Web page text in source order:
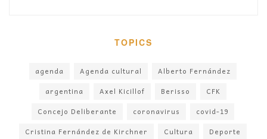
TOPICS
agenda Agenda cultural
Alberto Fernández
argentina
Axel Kicillof Berisso
CFK
Concejo Deliberante
coronavirus
covid-19
Cristina Fernández de Kirchner
Cultura
Deporte